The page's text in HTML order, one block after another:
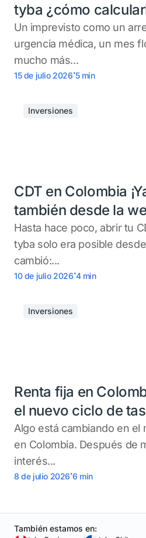
tyba ¿cómo
Un imprevisto como un
urgencia médica, un mes
mucho más...
15 de julio 2026.5 min
Inversiones
CDT en Colombia
también desde la
Hasta hace poco, abrir tu
tyba solo era posible
cambió:...
10 de julio 2026.4 min
Inversiones
Renta fija en
el nuevo ciclo de
Algo está cambiando en el
en Colombia. Después de
interés...
8 de julio 2026.6 min
También estamos en: